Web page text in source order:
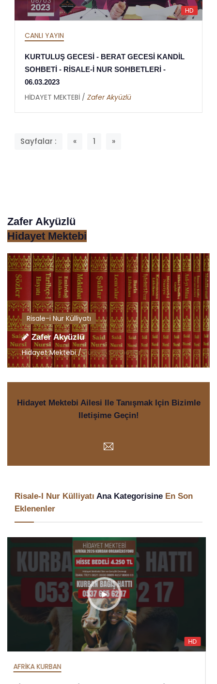
HD
CANLI YAYIN
KURTULUŞ GECESİ - BERAT GECESİ KANDİL
SOHBETİ - RİSALE-İ NUR SOHBETLERİ -
06.03.2023
HİDAYET MEKTEBİ / Zafer Akyüzlü
Sayfalar : « 1 »
Zafer Akyüzlü
Hidayet Mektebi
Risale-i Nur Külliyatı
Zafer Akyüzlü
Hidayet Mektebi /Türkçe Sohbetler
Hidayet Mektebi Ailesi Ile Tanışmak Için Bizimle
Iletişime Geçin!
Risale-I Nur Külliyatı Ana Kategorisine En Son
Eklenenler
AFRİKA İFTAR